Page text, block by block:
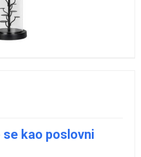
kao poslovni